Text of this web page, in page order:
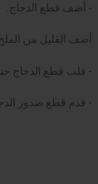
- أضف قطع الدجاج.
أضف القليل من
- قلب قطع الدجاج
- قدم قطع صدور